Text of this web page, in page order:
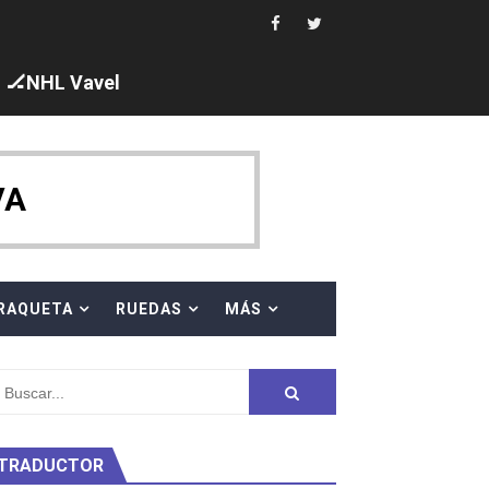
en plataforma. 5 orazos para Chiara Pellacani,
al equipo neutral ruso, llevándose 8 medallas, seis para
🏒NHL Vavel
RAQUETA RUEDAS MÁS